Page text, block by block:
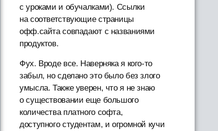
с уроками и обучалками). Ссылки
на соответствующие страницы
офф.сайта совпадают с названиями
продуктов.
Фух. Вроде все. Наверняка я кого-то
забыл, но сделано это было без злого
умысла. Также уверен, что я не знаю
о существовании еще большого
количества платного софта,
доступного студентам, и огромной кучи